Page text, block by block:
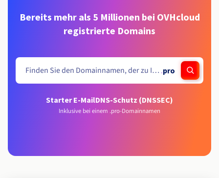
Bereits mehr als 5 Millionen bei OVHcloud
registrierte Domains
.pro
Starter E-MailDNS-Schutz (DNSSEC)
Inklusive bei einem .pro-Domainnamen